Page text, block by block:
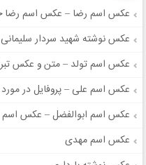
عکس اسم رضا – عکس اسم رضا
عکس نوشته شهید سردار
عکس اسم تولد – متن و عکس
عکس اسم علی – پروفایل در
عکس اسم ابوالفضل – عکس اسم
عکس اسم مهدی